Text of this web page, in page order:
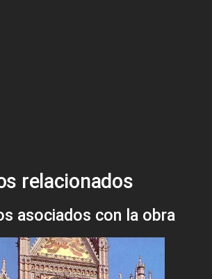
relacionados
asociados con la obra